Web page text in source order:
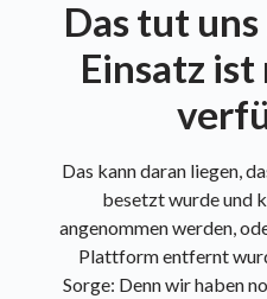
Das tut
Einsatz
Das kann daran liegen,
besetzt wurde und
angenommen werden,
Plattform entfernt
Sorge: Denn wir haben